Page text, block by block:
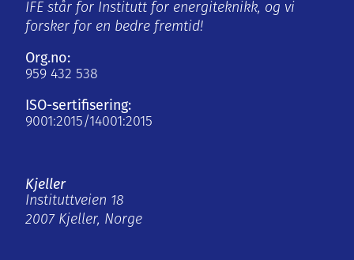
IFE står for Institutt for energiteknikk, og vi
forsker for en bedre fremtid!
Org.no:
959 432 538
ISO-sertifisering:
9001:2015/14001:2015
Kjeller
Instituttveien 18
2007 Kjeller, Norge